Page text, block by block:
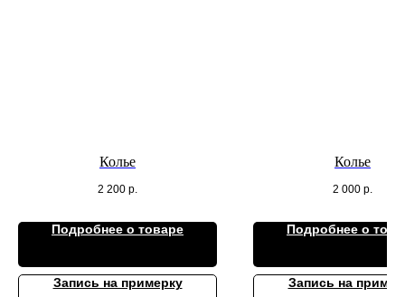
Колье
2 200 р.
Подробнее о товаре
Запись на примерку
Колье
2 000 р.
Подробнее о
Запись на